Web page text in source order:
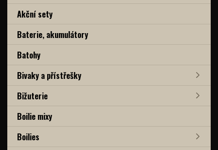
Akční sety
Baterie, akumulátory
Batohy
Bivaky a přístřešky
Bižuterie
Boilie mixy
Boilies